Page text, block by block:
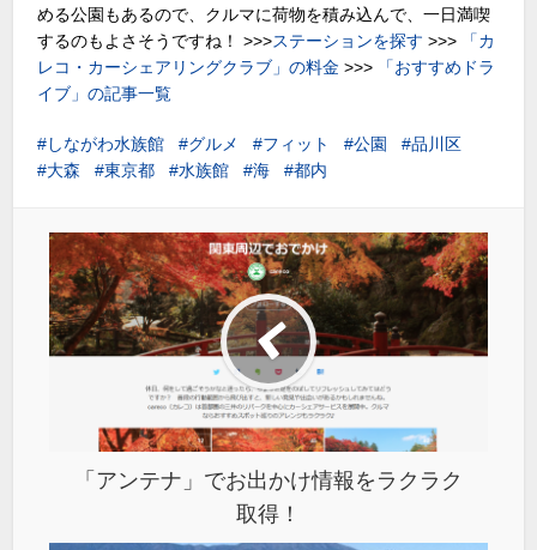
める公園もあるので、クルマに荷物を積み込んで、一日満喫
するのもよさそうですね！ >>>ステーションを探す >>>
「カ
レコ・カーシェアリングクラブ」の料金 >>>
「おすすめドラ
イブ」の記事一覧
しながわ水族館 グルメ フィット 公園
品川区
大森
東京都 水族館 海 都内
「アンテナ」でお出かけ情報をラクラク
取得！